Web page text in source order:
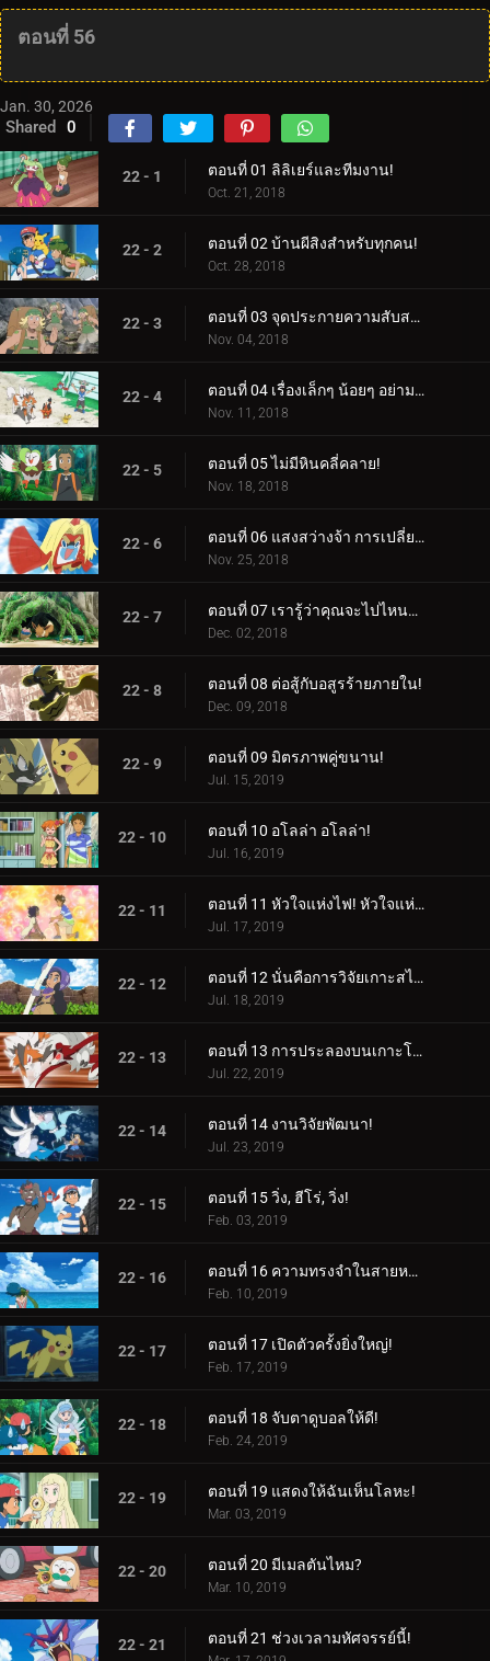
ตอนที่ 56
Jan. 30, 2026
Shared 0
22 - 1 ตอนที่ 01 ลิลิเยร์และทีมงาน!
Oct. 21, 2018
22 - 2 ตอนที่ 02 บ้านผีสิงสำหรับทุกคน!
Oct. 28, 2018
22 - 3 ตอนที่ 03 จุดประกายความสับสน!
Nov. 04, 2018
22 - 4 ตอนที่ 04 เรื่องเล็กๆ น้อยๆ อย่ามองข้าม!
Nov. 11, 2018
22 - 5 ตอนที่ 05 ไม่มีหินคลี่คลาย!
Nov. 18, 2018
22 - 6 ตอนที่ 06 แสงสว่างจ้า การเปลี่ยนแปลงครั้งยิ่งใหญ่!
Nov. 25, 2018
22 - 7 ตอนที่ 07 เรารู้ว่าคุณจะไปไหนอีวุย!
Dec. 02, 2018
22 - 8 ตอนที่ 08 ต่อสู้กับอสูรร้ายภายใน!
Dec. 09, 2018
22 - 9 ตอนที่ 09 มิตรภาพคู่ขนาน!
Jul. 15, 2019
22 - 10 ตอนที่ 10 อโลล่า อโลล่า!
Jul. 16, 2019
22 - 11 ตอนที่ 11 หัวใจแห่งไฟ! หัวใจแห่งหิน!
Jul. 17, 2019
22 - 12 ตอนที่ 12 นั่นคือการวิจัยเกาะสไปซี่!
Jul. 18, 2019
22 - 13 ตอนที่ 13 การประลองบนเกาะโพนี!
Jul. 22, 2019
22 - 14 ตอนที่ 14 งานวิจัยพัฒนา!
Jul. 23, 2019
22 - 15 ตอนที่ 15 วิ่ง, ฮีโร่, วิ่ง!
Feb. 03, 2019
22 - 16 ตอนที่ 16 ความทรงจำในสายหมอก!
Feb. 10, 2019
22 - 17 ตอนที่ 17 เปิดตัวครั้งยิ่งใหญ่!
Feb. 17, 2019
22 - 18 ตอนที่ 18 จับตาดูบอลให้ดี!
Feb. 24, 2019
22 - 19 ตอนที่ 19 แสดงให้ฉันเห็นโลหะ!
Mar. 03, 2019
22 - 20 ตอนที่ 20 มีเมลตันไหม?
Mar. 10, 2019
22 - 21 ตอนที่ 21 ช่วงเวลามหัศจรรย์นี้!